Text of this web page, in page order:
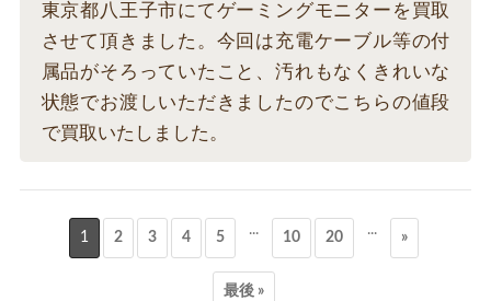
東京都八王子市にてゲーミングモニターを買取
させて頂きました。今回は充電ケーブル等の付
属品がそろっていたこと、汚れもなくきれいな
状態でお渡しいただきましたのでこちらの値段
で買取いたしました。
1 2 3 4 5 ... 10 20 ... »
最後 »